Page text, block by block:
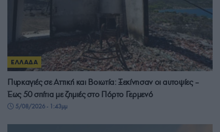
ΕΛΛΑΔΑ
Πυρκαγιές σε Αττική και Βοιωτία: Ξεκίνησαν οι αυτοψίες –
Έως 50 σπίτια με ζημιές στο Πόρτο Γερμενό
5/08/2026 - 1:43μμ